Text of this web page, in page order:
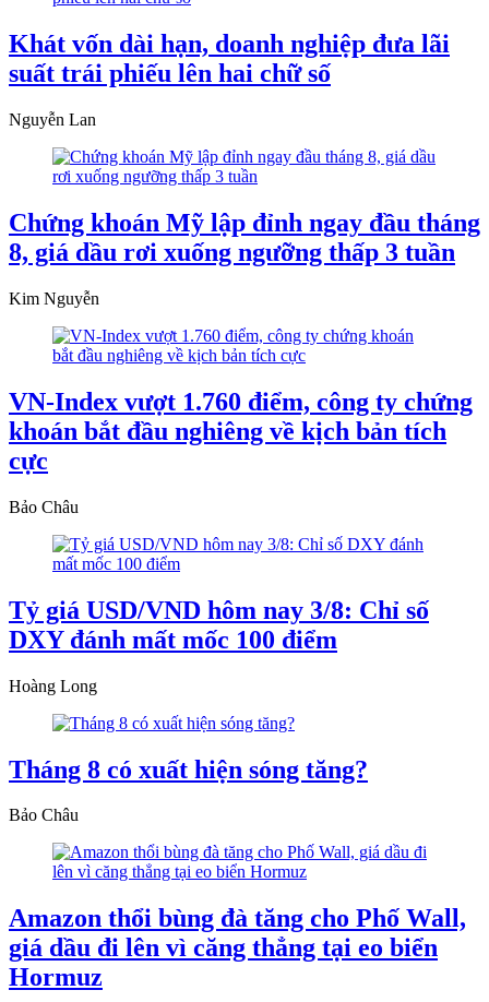
Khát vốn dài hạn, doanh nghiệp đưa lãi
suất trái phiếu lên hai chữ số
Nguyễn Lan
Chứng khoán Mỹ lập đỉnh ngay đầu tháng
8, giá dầu rơi xuống ngưỡng thấp 3 tuần
Kim Nguyễn
VN-Index vượt 1.760 điểm, công ty chứng
khoán bắt đầu nghiêng về kịch bản tích
cực
Bảo Châu
Tỷ giá USD/VND hôm nay 3/8: Chỉ số
DXY đánh mất mốc 100 điểm
Hoàng Long
Tháng 8 có xuất hiện sóng tăng?
Bảo Châu
Amazon thổi bùng đà tăng cho Phố Wall,
giá dầu đi lên vì căng thẳng tại eo biển
Hormuz